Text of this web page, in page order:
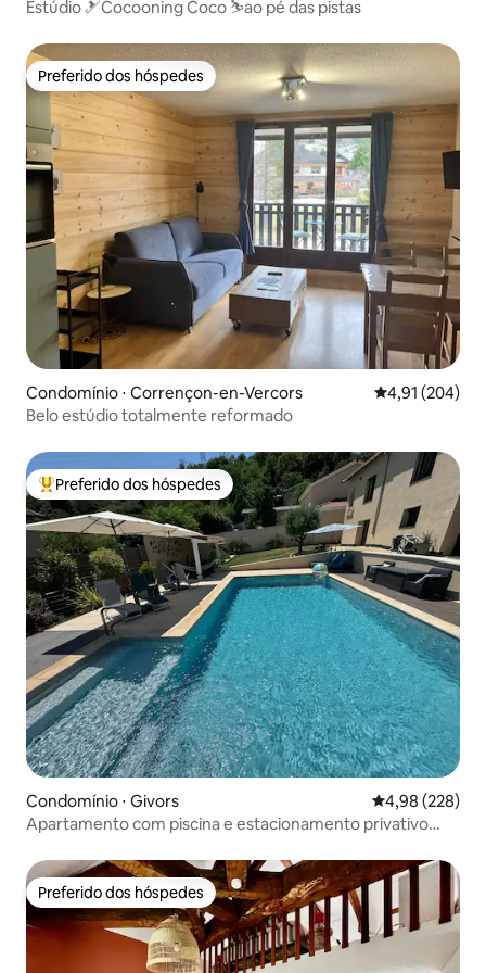
Estúdio 🎿Cocooning Coco ⛷ao pé das pistas
Preferido dos hóspedes
Preferido dos hóspedes
Condomínio ⋅ Corrençon-en-Vercors 4,91 de uma
4,91 (204)
Belo estúdio totalmente reformado
Entre os melhores preferidos dos hóspedes
Preferido dos hóspedes
Condomínio ⋅ Givors 4,98 de uma
4,98 (228)
Apartamento com piscina e estacionamento privativo
Preferido dos hóspedes
Preferido dos hóspedes